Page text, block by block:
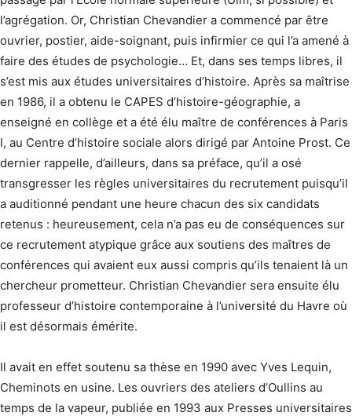
l’agrégation. Or, Christian Chevandier a commencé par être
ouvrier, postier, aide-soignant, puis infirmier ce qui l’a amené à
faire des études de psychologie… Et, dans ses temps libres, il
s’est mis aux études universitaires d’histoire. Après sa maîtrise
en 1986, il a obtenu le CAPES d’histoire-géographie, a
enseigné en collège et a été élu maître de conférences à Paris
I, au Centre d’histoire sociale alors dirigé par Antoine Prost. Ce
dernier rappelle, d’ailleurs, dans sa préface, qu’il a osé
transgresser les règles universitaires du recrutement puisqu’il
a auditionné pendant une heure chacun des six candidats
retenus : heureusement, cela n’a pas eu de conséquences sur
ce recrutement atypique grâce aux soutiens des maîtres de
conférences qui avaient eux aussi compris qu’ils tenaient là un
chercheur prometteur. Christian Chevandier sera ensuite élu
professeur d’histoire contemporaine à l’université du Havre où
il est désormais émérite.
Il avait en effet soutenu sa thèse en 1990 avec Yves Lequin,
Cheminots en usine. Les ouvriers des ateliers d’Oullins au
temps de la vapeur, publiée en 1993 aux Presses universitaires